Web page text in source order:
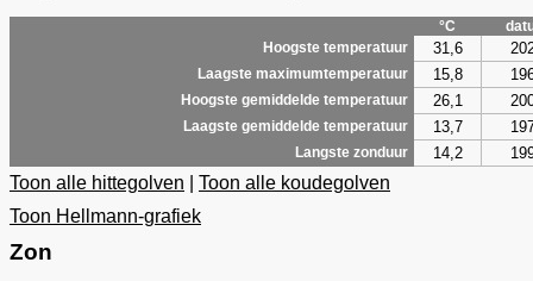
°C
Hoogste temperatuur
31,6
Laagste maximumtemperatuur 15,8
Hoogste gemiddelde temperatuur 26,1
Laagste gemiddelde temperatuur 13,7
Langste zonduur 14,2
Toon alle hittegolven
Toon alle koudegolven
Toon Hellmann-grafiek
Zon